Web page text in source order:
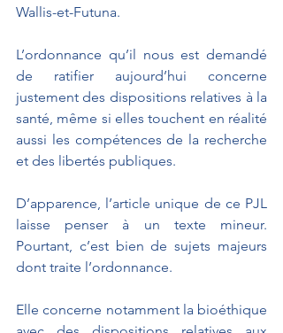
Wallis-et-Futuna.
L’ordonnance qu’il nous est demandé
de ratifier aujourd’hui concerne
justement des dispositions relatives à la
santé, même si elles touchent en réalité
aussi les compétences de la recherche
et des libertés publiques.
D’apparence, l’article unique de ce PJL
laisse penser à un texte mineur.
Pourtant, c’est bien de sujets majeurs
dont traite l’ordonnance.
Elle concerne notamment la bioéthique